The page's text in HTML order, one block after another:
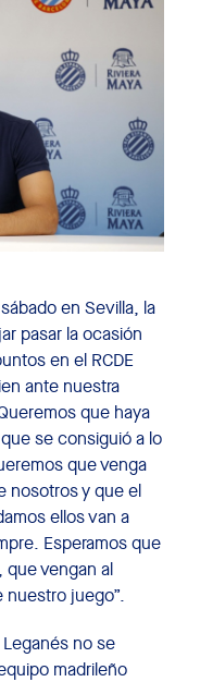
en Sevilla, la
pasar la ocasión
en el RCDE
ante nuestra
que haya
se consiguió a lo
que venga
nosotros y que el
ellos van a
Esperamos que
vengan al
nuestro juego”.
no se
madrileño